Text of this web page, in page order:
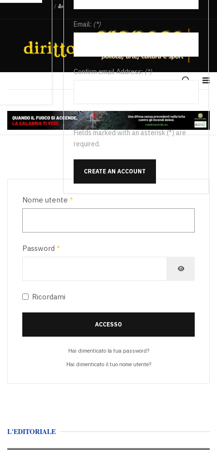
/
Email: (*)
Confirm email Address:(*)
Fields marked with an asterisk (*) are
required.
CREATE AN ACCOUNT
Nome utente *
Password *
Ricordami
ACCESSO
Hai dimenticato la tua password?
Hai dimenticato il tuo nome utente?
L'EDITORIALE